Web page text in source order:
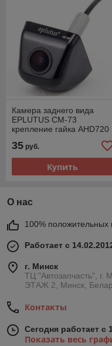
Камера заднего вида
EPLUTUS CM-73
крепление гайка AHD720
35 руб.
Купить
О нас
100% положительных
Работает с
г. Минск
ТЦ "Автозапчасть", г.
ЭТАЖ 2, Минск,
Контакты
Сегодня работает с
Показать весь